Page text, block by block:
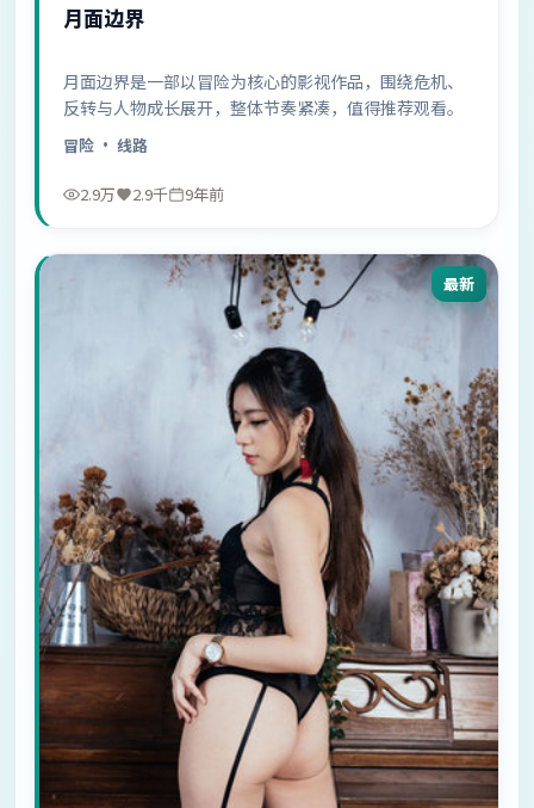
月面边界
月面边界是一部以冒险为核心的影视作品，围绕危机、
反转与人物成长展开，整体节奏紧凑，值得推荐观看。
冒险 · 线路
2.9万 2.9千 9年前
最新